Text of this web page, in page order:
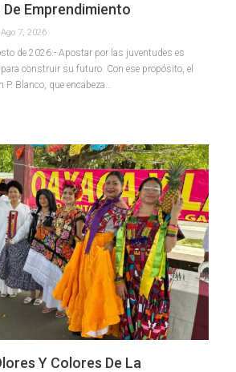
Emprendimiento
Ago 7, 2026
de 2026.- Apostar por las juventudes es
construir su futuro. Con ese propósito, el
Blanco, que encabeza…
Y Colores De La